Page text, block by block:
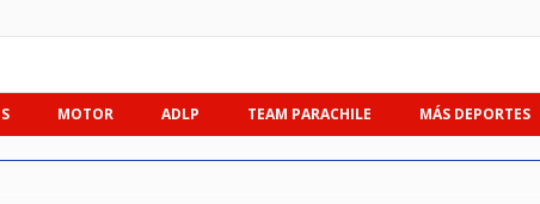
MOTOR ADLP TEAM PARACHILE MÁS DEPORTES